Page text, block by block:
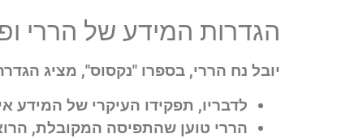
הגדרות המידע של הררי
יובל נח הררי, בספרו "נקסוס", מציג
לדבריו, תפקידו העיקרי של המידע
הררי טוען שהתפיסה המקובלת,